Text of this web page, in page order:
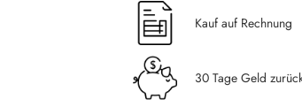
Kauf auf Rechnung
30 Tage Geld